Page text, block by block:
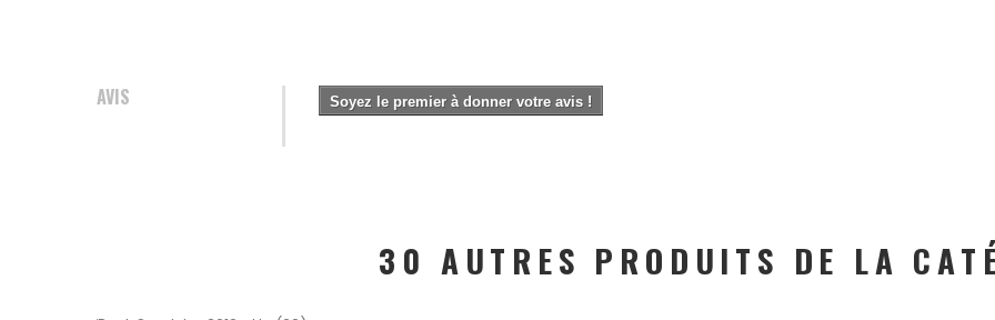
AVIS Soyez le premier à donner votre avis !
30 AUTRES PRODUITS DE LA